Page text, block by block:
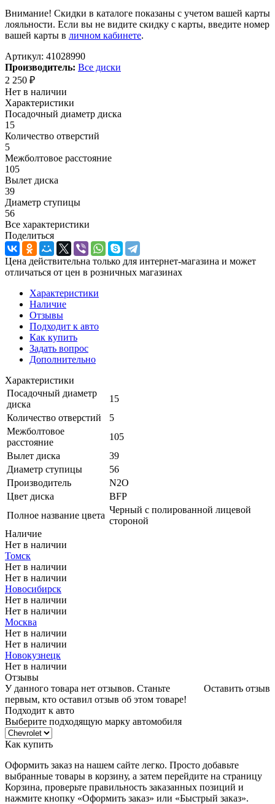
Внимание! Скидки в каталоге показаны с учетом вашей карты
лояльности. Если вы не видите скидку с карты, введите номер
вашей карты в личном кабинете.
Артикул: 41028990
Производитель: Все диски
2 250 ₽
Нет в наличии
Характеристики
Посадочный диаметр диска
15
Количество отверстий
5
Межболтовое расстояние
105
Вылет диска
39
Диаметр ступицы
56
Все характеристики
Поделиться
Цена действительна только для интернет-магазина и может
отличаться от цен в розничных магазинах
Характеристики
Наличие
Отзывы
Подходит к авто
Как купить
Задать вопрос
Дополнительно
Характеристики
Посадочный диаметр
диска
15
Количество отверстий
5
Межболтовое
расстояние
105
Вылет диска
39
Диаметр ступицы
56
Производитель
N2O
Цвет диска
BFP
Полное название цвета
Черный с полированной лицевой
стороной
Наличие
Нет в наличии
Томск
Нет в наличии
Нет в наличии
Новосибирск
Нет в наличии
Нет в наличии
Москва
Нет в наличии
Нет в наличии
Новокузнецк
Нет в наличии
Отзывы
Оставить отзыв
У данного товара нет отзывов. Станьте
первым, кто оставил отзыв об этом товаре!
Подходит к авто
Выберите подходящую марку автомобиля
Как купить
Оформить заказ на нашем сайте легко. Просто добавьте
выбранные товары в корзину, а затем перейдите на страницу
Корзина, проверьте правильность заказанных позиций и
нажмите кнопку «Оформить заказ» или «Быстрый заказ».